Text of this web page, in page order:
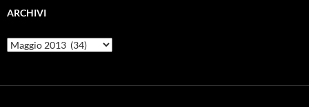
ARCHIVI
Archivi